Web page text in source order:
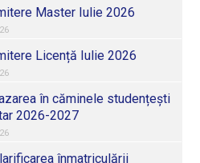
Master Iulie 2026
Licență Iulie 2026
în căminele studențești
2026-2027
înmatriculării